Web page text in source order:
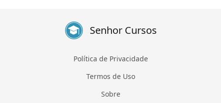
Senhor Cursos
Política de Privacidade
Termos de Uso
Sobre